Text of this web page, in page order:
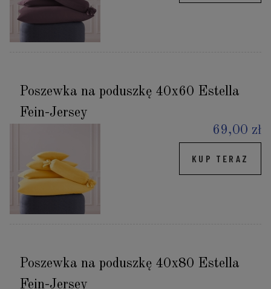
Poszewka na poduszkę 40x60 Estella
Fein-Jersey
69,00 zł
KUP TERAZ
Poszewka na poduszkę 40x80 Estella
Fein-Jersey